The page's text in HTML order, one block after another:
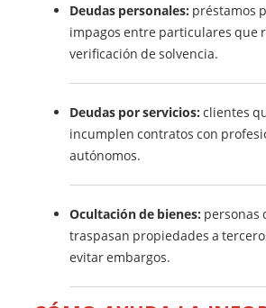
Deudas personales: préstamos
impagos entre particulares que
verificación de solvencia.
Deudas por servicios: clientes
incumplen contratos con
autónomos.
Ocultación de bienes: personas
traspasan propiedades a
evitar embargos.